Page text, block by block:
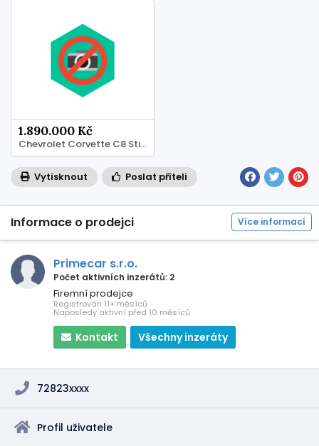
1.890.000 Kč
Chevrolet Corvette C8 Stingray
Vytisknout Poslat příteli
Informace o prodejci Více informací
Primecar s.r.o.
Počet aktivních inzerátů: 2
Firemní prodejce
Registrován 11+ měsíců
Naposledy aktivní před 10 měsíců
Kontakt Všechny inzeráty
72823xxxx
Profil uživatele